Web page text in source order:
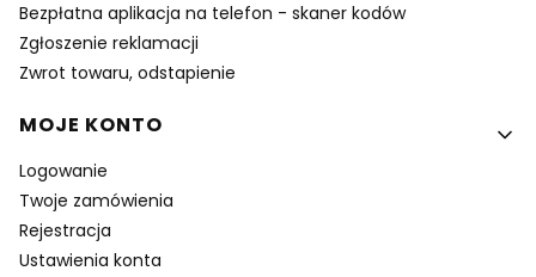
Bezpłatna aplikacja na telefon - skaner kodów
Zgłoszenie reklamacji
Zwrot towaru, odstapienie
MOJE KONTO
Logowanie
Twoje zamówienia
Rejestracja
Ustawienia konta